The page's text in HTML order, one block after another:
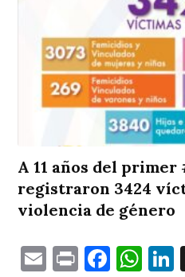
A 11 años del
registraron 3424
violencia de género
EmailPrint